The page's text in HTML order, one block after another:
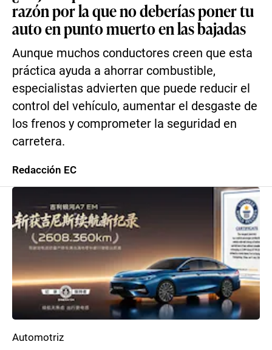
razón por la que no deberías poner tu
auto en punto muerto en las bajadas
Aunque muchos conductores creen que esta
práctica ayuda a ahorrar combustible,
especialistas advierten que puede reducir el
control del vehículo, aumentar el desgaste de
los frenos y comprometer la seguridad en
carretera.
Redacción EC
Automotriz